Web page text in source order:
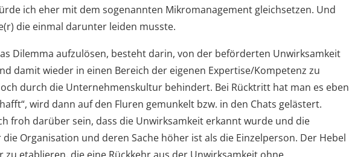
ich eher mit dem sogenannten Mikromanagement gleichsetzen. Und
die einmal darunter leiden musste.
Dilemma aufzulösen, besteht darin, von der beförderten Unwirksamkeit
damit wieder in einen Bereich der eigenen Expertise/Kompetenz zu
durch die Unternehmenskultur behindert. Bei Rücktritt hat man es eben
wird dann auf den Fluren gemunkelt bzw. in den Chats gelästert.
froh darüber sein, dass die Unwirksamkeit erkannt wurde und die
Organisation und deren Sache höher ist als die Einzelperson. Der Hebel